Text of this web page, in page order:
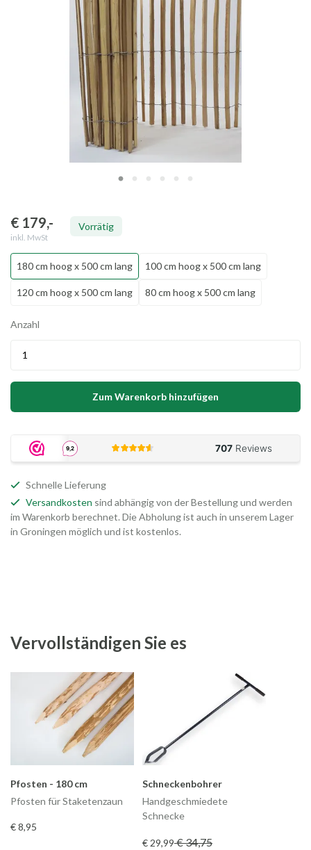
€ 179,-
inkl. MwSt
Vorrätig
180 cm hoog x 500 cm lang 100 cm hoog x 500 cm lang
120 cm hoog x 500 cm lang 80 cm hoog x 500 cm lang
Anzahl
Zum Warenkorb hinzufügen
Schnelle Lieferung
Versandkosten sind abhängig von der Bestellung und werden
im Warenkorb berechnet. Die Abholung ist auch in unserem Lager
in Groningen möglich und ist kostenlos.
Vervollständigen Sie es
Pfosten - 180 cm
Pfosten für Staketenzaun
€ 8,95
Schneckenbohrer
Handgeschmiedete
Schnecke
€ 29,99€ 34,75